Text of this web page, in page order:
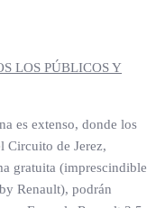
LOS PÚBLICOS Y
es extenso, donde los
Circuito de Jerez,
gratuita (imprescindible
Renault), podrán